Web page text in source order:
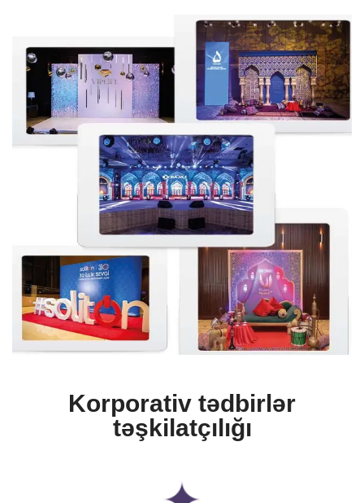
Korporativ tədbirlər
təşkilatçılığı